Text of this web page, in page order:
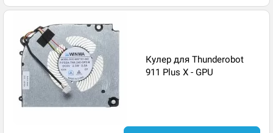
Кулер для Thunderobot
911 Plus X - GPU